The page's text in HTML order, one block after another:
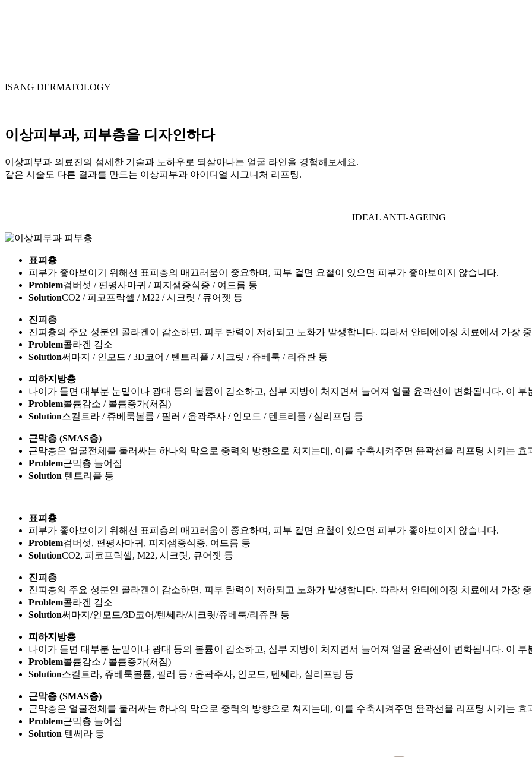
ISANG DERMATOLOGY
이상피부과, 피부층을 디자인하다
이상피부과 의료진의 섬세한 기술과 노하우로 되살아나는 얼굴 라인을 경험해보세요.
같은 시술도 다른 결과를 만드는 이상피부과 아이디얼 시그니처 리프팅.
IDEAL ANTI-AGEING
표피층
피부가 좋아보이기 위해선 표피층의 매끄러움이 중요하며, 피부 겉면 요철이 있으면 피부가 좋아보이지 않습니다.
Problem검버섯 / 편평사마귀 / 피지샘증식증 / 여드름 등
SolutionCO2 / 피코프락셀 / M22 / 시크릿 / 큐어젯 등
진피층
진피층의 주요 성분인 콜라겐이 감소하면, 피부 탄력이 저하되고 노화가 발생합니다. 따라서 안티에이징 치료에서 가장
Problem콜라겐 감소
Solution써마지 / 인모드 / 3D코어 / 텐트리플 / 시크릿 / 쥬베룩 / 리쥬란 등
피하지방층
나이가 들면 대부분 눈밑이나 광대 등의 볼륨이 감소하고, 심부 지방이 처지면서 늘어져 얼굴 윤곽선이 변화됩니다. 이
Problem볼륨감소 / 볼륨증가(처짐)
Solution스컬트라 / 쥬베룩볼륨 / 필러 / 윤곽주사 / 인모드 / 텐트리플 / 실리프팅 등
근막층 (SMAS층)
근막층은 얼굴전체를 둘러싸는 하나의 막으로 중력의 방향으로 쳐지는데, 이를 수축시켜주면 윤곽선을 리프팅 시키는 효
Problem근막층 늘어짐
Solution 텐트리플 등
표피층
피부가 좋아보이기 위해선 표피층의 매끄러움이 중요하며, 피부 겉면 요철이 있으면 피부가 좋아보이지 않습니다.
Problem검버섯, 편평사마귀, 피지샘증식증, 여드름 등
SolutionCO2, 피코프락셀, M22, 시크릿, 큐어젯 등
진피층
진피층의 주요 성분인 콜라겐이 감소하면, 피부 탄력이 저하되고 노화가 발생합니다. 따라서 안티에이징 치료에서 가장
Problem콜라겐 감소
Solution써마지/인모드/3D코어/텐쎄라/시크릿/쥬베룩/리쥬란 등
피하지방층
나이가 들면 대부분 눈밑이나 광대 등의 볼륨이 감소하고, 심부 지방이 처지면서 늘어져 얼굴 윤곽선이 변화됩니다. 이
Problem볼륨감소 / 볼륨증가(처짐)
Solution스컬트라, 쥬베룩볼륨, 필러 등 / 윤곽주사, 인모드, 텐쎄라, 실리프팅 등
근막층 (SMAS층)
근막층은 얼굴전체를 둘러싸는 하나의 막으로 중력의 방향으로 쳐지는데, 이를 수축시켜주면 윤곽선을 리프팅 시키는 효
Problem근막층 늘어짐
Solution 텐쎄라 등